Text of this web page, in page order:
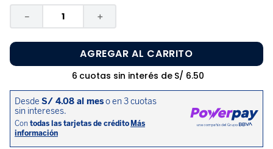
＋
－
AGREGAR AL CARRITO
6 cuotas sin interés de S/ 6.50